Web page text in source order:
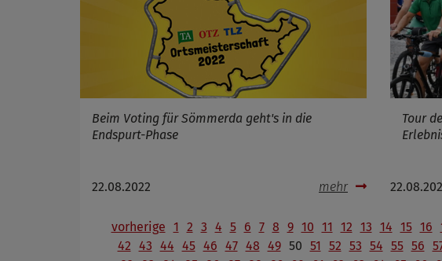
Beim Voting für Sömmerda geht's in die
Endspurt-Phase
22.08.2022 mehr
Tour
vorherige 1 2 3 4 5 6 7 8 9 10 11 12 13 14 15 16
42 43 44 45 46 47 48 49 50 51 52 53 54 55 56